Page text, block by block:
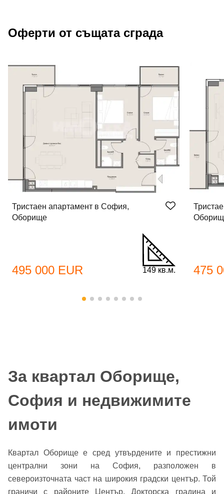
Оферти от същата сграда
Тристаен апартамент в София,
Оборище
495 000 EUR 149 кв.м. 475
За квартал Оборище,
София и недвижимите
имоти
Квартал Оборище е сред утвърдените и престижни
централни зони на София, разположен в
североизточната част на широкия градски център. Той
граничи с районите
Център,Докторска градина и